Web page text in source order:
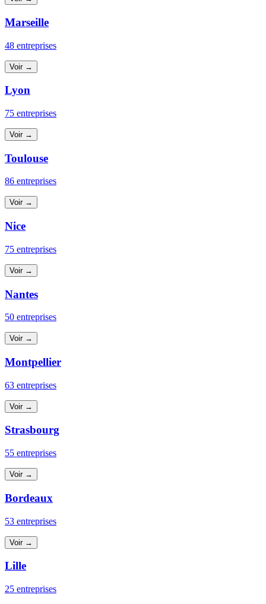
Marseille
48 entreprises
Voir →
Lyon
75 entreprises
Voir →
Toulouse
86 entreprises
Voir →
Nice
75 entreprises
Voir →
Nantes
50 entreprises
Voir →
Montpellier
63 entreprises
Voir →
Strasbourg
55 entreprises
Voir →
Bordeaux
53 entreprises
Voir →
Lille
25 entreprises